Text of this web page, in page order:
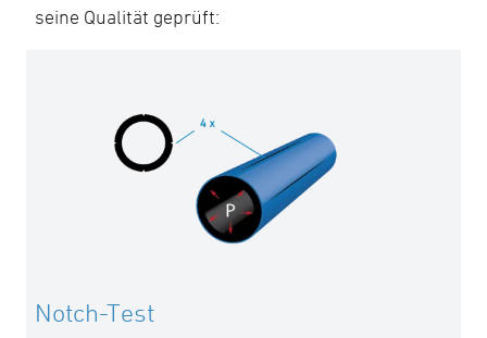
seine Qualität geprüft:
Notch-Test